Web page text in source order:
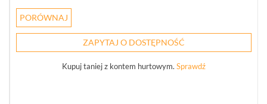
SPECJALNE
(12)
WSZYSTKO
PORÓWNAJ
ZAPYTAJ O DOSTĘPNOŚĆ
Kupuj taniej z kontem hurtowym. Sprawdź